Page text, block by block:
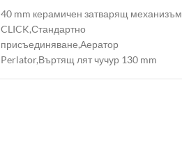
40 mm керамичен затварящ механизъм
CLICK,Стандартно
присъединяване,Аератор
Perlator,Въртящ лят чучур 130 mm